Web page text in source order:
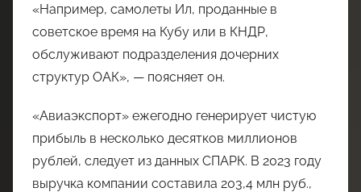
«Например, самолеты Ил, проданные в
советское время на Кубу или в КНДР,
обслуживают подразделения дочерних
структур ОАК», — поясняет он.
«Авиаэкспорт» ежегодно генерирует чистую
прибыль в несколько десятков миллионов
рублей, следует из данных СПАРК. В 2023 году
выручка компании составила 203,4 млн руб.,